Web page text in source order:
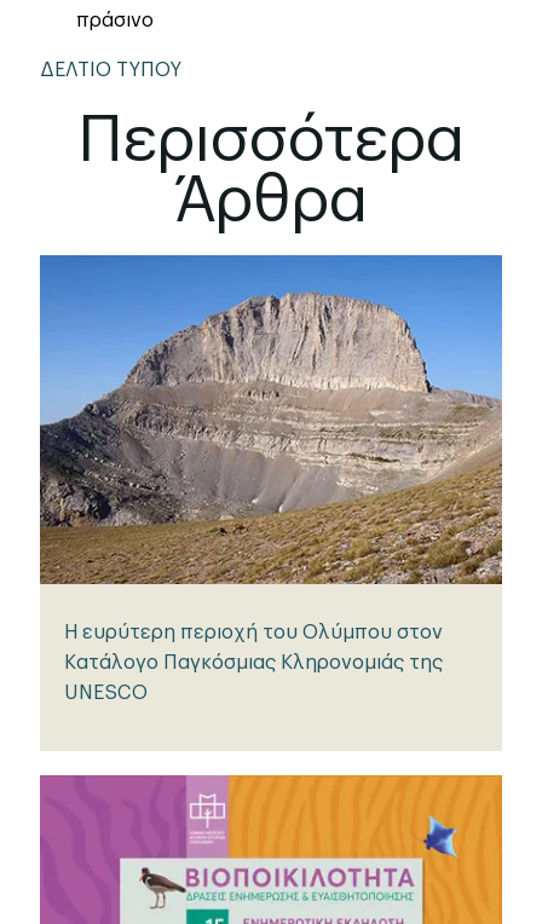
πράσινo
ΔΕΛΤΙΟ ΤΥΠΟΥ
Περισσότερα
Άρθρα
Η ευρύτερη περιοχή του Ολύμπου στον
Κατάλογο Παγκόσμιας Κληρονομιάς της
UNESCO